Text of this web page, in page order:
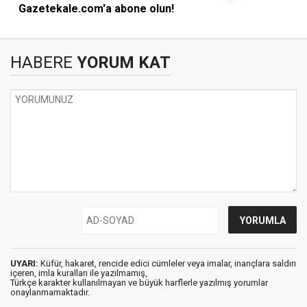
Gazetekale.com'a abone olun!
HABERE YORUM KAT
UYARI: Küfür, hakaret, rencide edici cümleler veya imalar, inançlara saldırı
içeren, imla kuralları ile yazılmamış,
Türkçe karakter kullanılmayan ve büyük harflerle yazılmış yorumlar
onaylanmamaktadır.